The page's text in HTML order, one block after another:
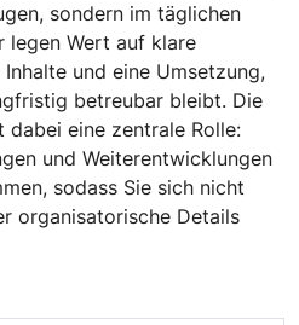
sondern im täglichen
legen Wert auf klare
und eine Umsetzung,
betreubar bleibt. Die
dabei eine zentrale Rolle:
und Weiterentwicklungen
sodass Sie sich nicht
organisatorische Details